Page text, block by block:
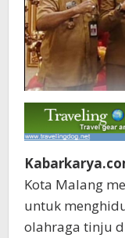
Kota Malang
untuk
olahraga tinju